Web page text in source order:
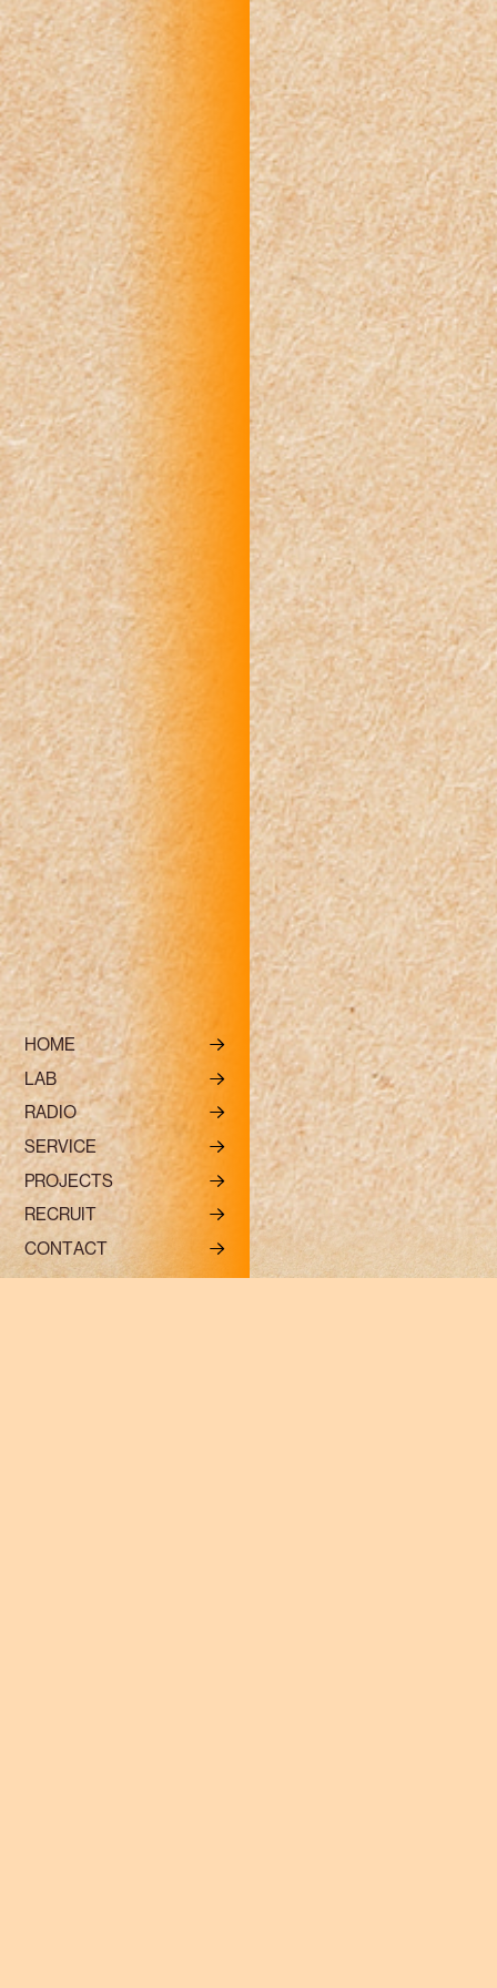
HOME
LAB
RADIO
SERVICE
PROJECTS
RECRUIT
CONTACT